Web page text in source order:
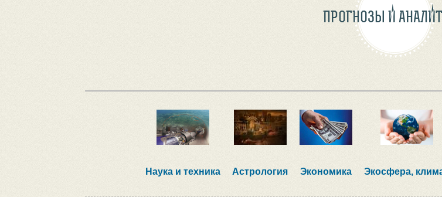
ПРОГНОЗЫ И
Наука и техника Астрология Экономика Экосфера,